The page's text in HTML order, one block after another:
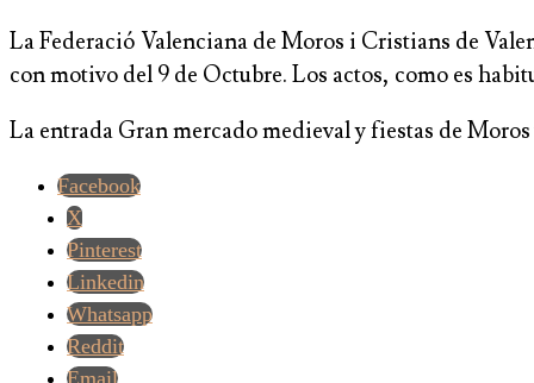
La Federació Valenciana de Moros i Cristians de
con motivo del 9 de Octubre. Los actos, como es
La entrada Gran mercado medieval y fiestas de
Facebook
X
Pinterest
Linkedin
Whatsapp
Reddit